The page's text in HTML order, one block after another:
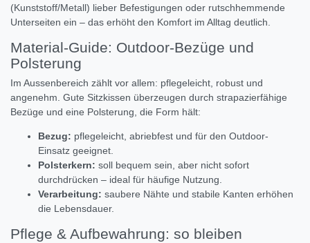
(Kunststoff/Metall) lieber Befestigungen oder rutschhemmende
Unterseiten ein – das erhöht den Komfort im Alltag deutlich.
Material-Guide: Outdoor-Bezüge und
Polsterung
Im Aussenbereich zählt vor allem: pflegeleicht, robust und
angenehm. Gute Sitzkissen überzeugen durch strapazierfähige
Bezüge und eine Polsterung, die Form hält:
Bezug: pflegeleicht, abriebfest und für den Outdoor-
Einsatz geeignet.
Polsterkern: soll bequem sein, aber nicht sofort
durchdrücken – ideal für häufige Nutzung.
Verarbeitung: saubere Nähte und stabile Kanten erhöhen
die Lebensdauer.
Pflege & Aufbewahrung: so bleiben